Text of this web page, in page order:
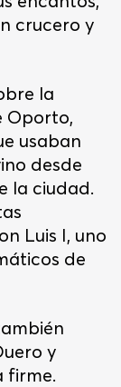
crucero y
la
Oporto,
usaban
desde
la ciudad.
Luis I, uno
de
y
firme.